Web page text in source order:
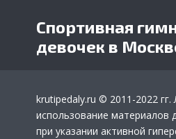
Спортивная
девочек в
krutipedaly.ru © 2011-2022
использование материалов
при указании активной